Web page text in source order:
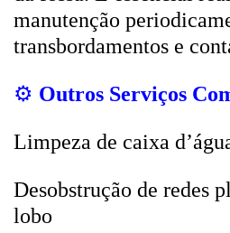
manutenção
transbordamentos e
⚙️ Outros Serviços
Limpeza de caixa
Desobstrução de redes
lobo